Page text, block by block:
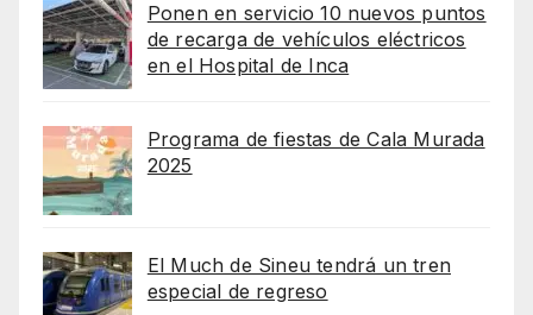
Ponen en servicio 10 nuevos puntos
de recarga de vehículos eléctricos
en el Hospital de Inca
Programa de fiestas de Cala Murada
2025
El Much de Sineu tendrá un tren
especial de regreso